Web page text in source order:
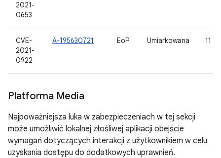
2021-
0653
CVE-
2021-
0922
A-195630721 EoP Umiarkowana 11
Platforma Media
Najpoważniejsza luka w zabezpieczeniach w tej sekcji
może umożliwić lokalnej złośliwej aplikacji obejście
wymagań dotyczących interakcji z użytkownikiem w celu
uzyskania dostępu do dodatkowych uprawnień.